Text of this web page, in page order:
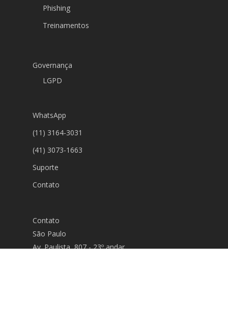
Phishing
Treinamentos
Governança
LGPD
WhatsApp
(11) 3164-3031
(41) 3073-1663
Suporte
Contato
Contato
São Paulo
Av. Paulista, 807 - 23º andar